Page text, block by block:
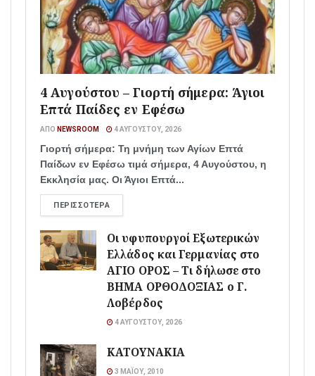
4 Αυγούστου – Γιορτή σήμερα: Άγιοι
Επτά Παίδες εν Εφέσω
ΑΠΌ NEWSROOM 4 ΑΥΓΟΎΣΤΟΥ, 2026
Γιορτή σήμερα: Τη μνήμη των Αγίων Επτά
Παίδων εν Εφέσω τιμά σήμερα, 4 Αυγούστου, η
Εκκλησία μας. Οι Άγιοι Επτά...
ΠΕΡΙΣΣΌΤΕΡΑ
Οι υφυπουργοί Εξωτερικών
Ελλάδος και Γερμανίας στο
ΑΓΙΟ ΟΡΟΣ – Τι δήλωσε στο
ΒΗΜΑ ΟΡΘΟΔΟΞΙΑΣ ο Γ.
Λοβέρδος
4 ΑΥΓΟΎΣΤΟΥ, 2026
ΚΑΤΟΥΝΑΚΙΑ
3 ΜΑΪ́ΟΥ, 2010